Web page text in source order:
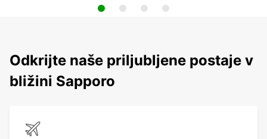
Odkrijte naše priljubljene postaje v
bližini Sapporo